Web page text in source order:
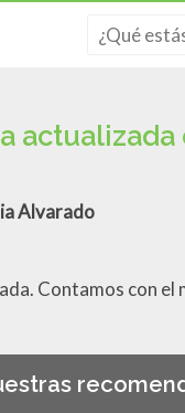
actualizada
Alvarado
Contamos con